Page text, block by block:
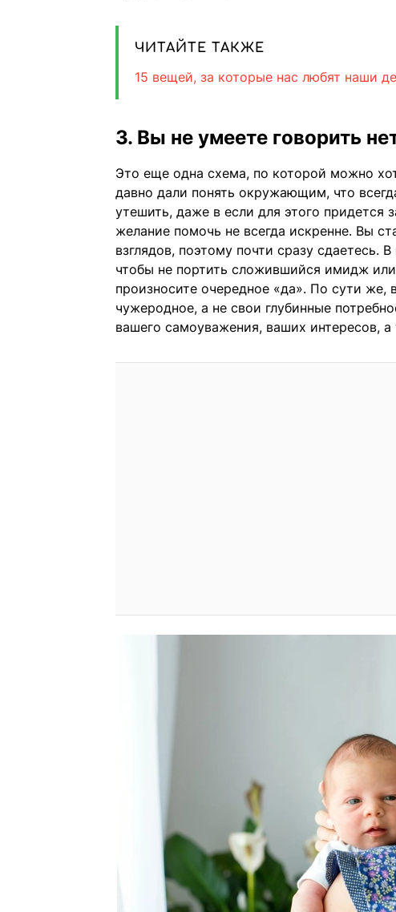
ЧИТАЙТЕ ТАКЖЕ
15 вещей, за которые нас любят наши
3. Вы не умеете говорить
Это еще одна схема, по которой можно
давно дали понять окружающим, что
утешить, даже в если для этого придется
желание помочь не всегда искренне. Вы
взглядов, поэтому почти сразу сдаетесь.
чтобы не портить сложившийся имидж
произносите очередное «да». По сути же,
чужеродное, а не свои глубинные
вашего самоуважения, ваших интересов,